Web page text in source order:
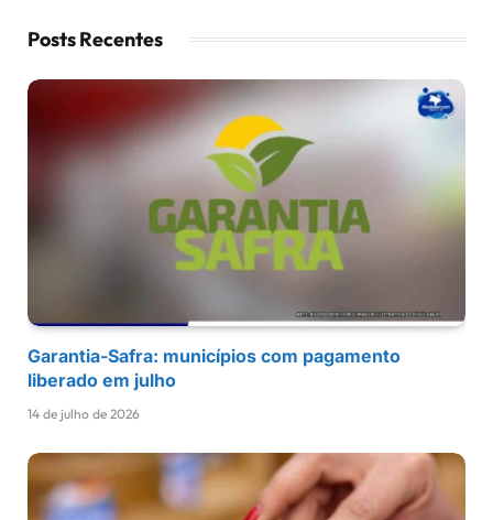
Posts Recentes
Garantia-Safra: municípios com pagamento
liberado em julho
14 de julho de 2026